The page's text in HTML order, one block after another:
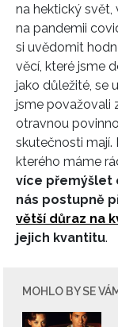
na hektický svět,
na pandemii
si uvědomit
věcí, které jsme
jako důležité, se
jsme považovali
otravnou
skutečnosti mají.
kterého máme
více přemýšlet
nás postupně
větší důraz na
jejich kvantitu.
MOHLO BY SE